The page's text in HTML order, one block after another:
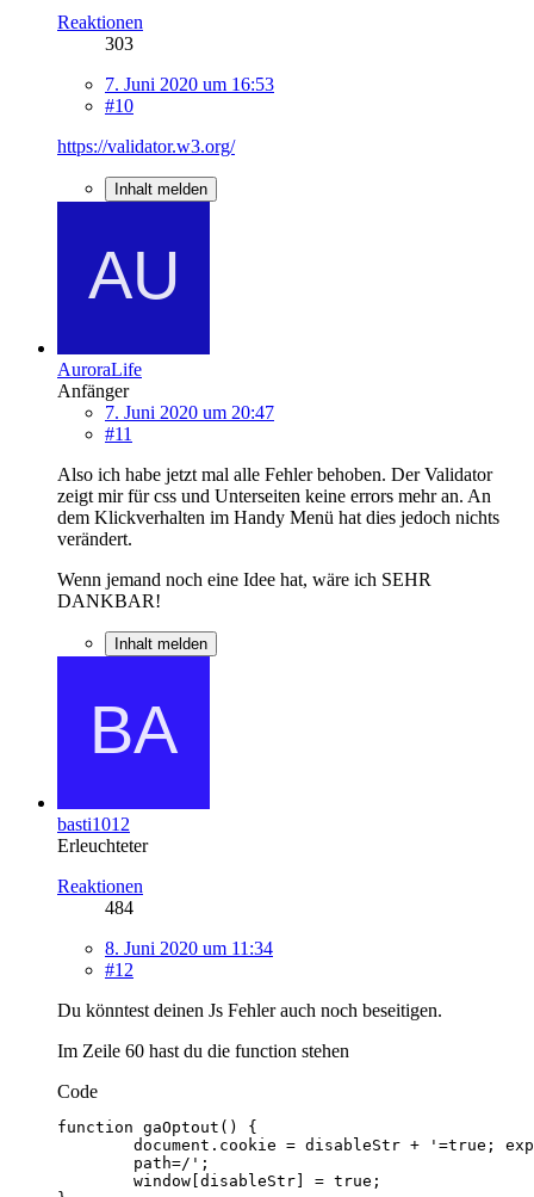
Reaktionen
303
7. Juni 2020 um 16:53
#10
https://validator.w3.org/
Inhalt melden
AuroraLife
Anfänger
7. Juni 2020 um 20:47
#11
Also ich habe jetzt mal alle Fehler behoben. Der Validator
zeigt mir für css und Unterseiten keine errors mehr an. An
dem Klickverhalten im Handy Menü hat dies jedoch nichts
verändert.
Wenn jemand noch eine Idee hat, wäre ich SEHR
DANKBAR!
Inhalt melden
basti1012
Erleuchteter
Reaktionen
484
8. Juni 2020 um 11:34
#12
Du könntest deinen Js Fehler auch noch beseitigen.
Im Zeile 60 hast du die function stehen
Code